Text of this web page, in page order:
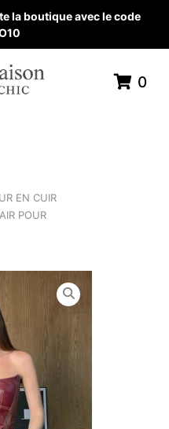
la boutique avec le code
0
EN CUIR
POUR